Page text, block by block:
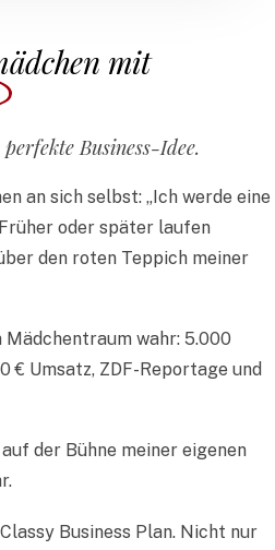
mit
Business-Idee.
an sich selbst: „Ich werde eine
oder später laufen
den roten Teppich meiner
wahr: 5.000
€ Umsatz, ZDF-Reportage und
der Bühne meiner eigenen
Business Plan. Nicht nur